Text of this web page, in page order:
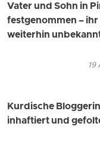
Vater und Sohn in
festgenommen – ihr
weiterhin
19
Kurdische
inhaftiert und